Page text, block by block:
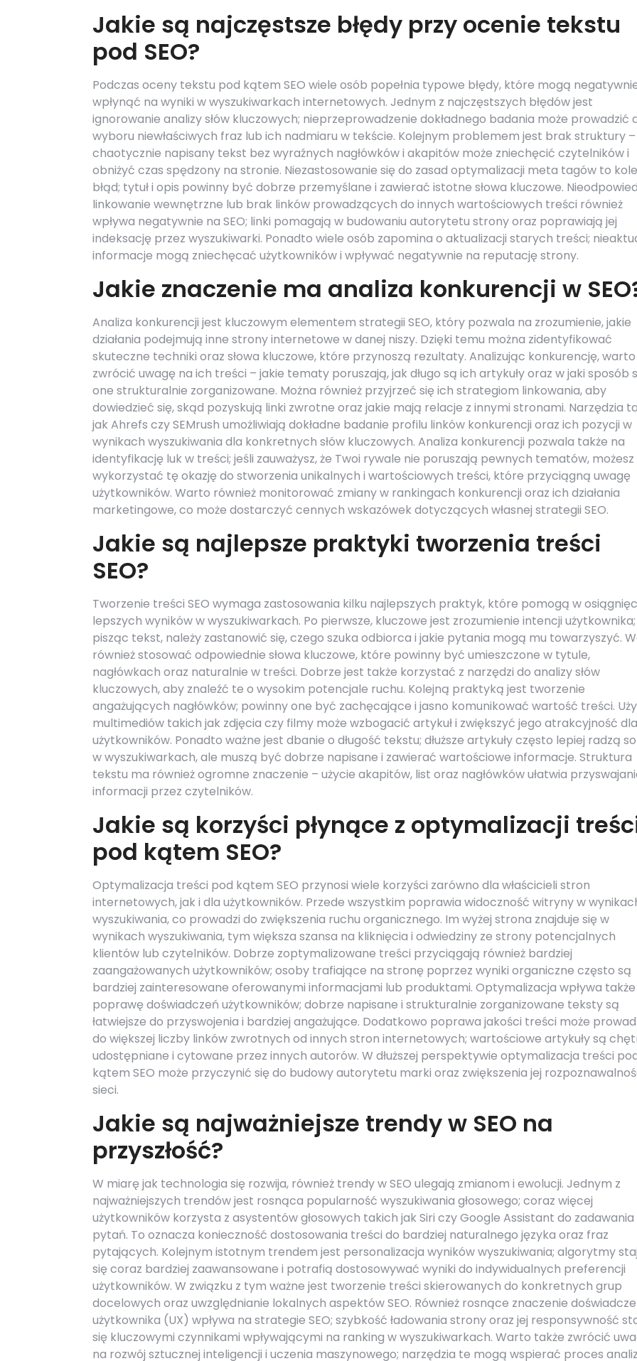
Jakie są najczęstsze błędy przy ocenie tekstu
pod SEO?
Podczas oceny tekstu pod kątem SEO wiele osób popełnia typowe błędy, które mogą
wpłynąć na wyniki w wyszukiwarkach internetowych. Jednym z najczęstszych błędów jest
ignorowanie analizy słów kluczowych; nieprzeprowadzenie dokładnego badania może prowadzić
wyboru niewłaściwych fraz lub ich nadmiaru w tekście. Kolejnym problemem jest brak struktury –
chaotycznie napisany tekst bez wyraźnych nagłówków i akapitów może zniechęcić czytelników i
obniżyć czas spędzony na stronie. Niezastosowanie się do zasad optymalizacji meta tagów to
błąd; tytuł i opis powinny być dobrze przemyślane i zawierać istotne słowa kluczowe.
linkowanie wewnętrzne lub brak linków prowadzących do innych wartościowych treści również
wpływa negatywnie na SEO; linki pomagają w budowaniu autorytetu strony oraz poprawiają jej
indeksację przez wyszukiwarki. Ponadto wiele osób zapomina o aktualizacji starych treści;
informacje mogą zniechęcać użytkowników i wpływać negatywnie na reputację strony.
Jakie znaczenie ma analiza konkurencji w
Analiza konkurencji jest kluczowym elementem strategii SEO, który pozwala na zrozumienie, jakie
działania podejmują inne strony internetowe w danej niszy. Dzięki temu można zidentyfikować
skuteczne techniki oraz słowa kluczowe, które przynoszą rezultaty. Analizując konkurencję, warto
zwrócić uwagę na ich treści – jakie tematy poruszają, jak długo są ich artykuły oraz w jaki sposób
one strukturalnie zorganizowane. Można również przyjrzeć się ich strategiom linkowania, aby
dowiedzieć się, skąd pozyskują linki zwrotne oraz jakie mają relacje z innymi stronami. Narzędzia
jak Ahrefs czy SEMrush umożliwiają dokładne badanie profilu linków konkurencji oraz ich pozycji w
wynikach wyszukiwania dla konkretnych słów kluczowych. Analiza konkurencji pozwala także na
identyfikację luk w treści; jeśli zauważysz, że Twoi rywale nie poruszają pewnych tematów, możesz
wykorzystać tę okazję do stworzenia unikalnych i wartościowych treści, które przyciągną uwagę
użytkowników. Warto również monitorować zmiany w rankingach konkurencji oraz ich działania
marketingowe, co może dostarczyć cennych wskazówek dotyczących własnej strategii SEO.
Jakie są najlepsze praktyki tworzenia treści
SEO?
Tworzenie treści SEO wymaga zastosowania kilku najlepszych praktyk, które pomogą w
lepszych wyników w wyszukiwarkach. Po pierwsze, kluczowe jest zrozumienie intencji użytkownika;
pisząc tekst, należy zastanowić się, czego szuka odbiorca i jakie pytania mogą mu towarzyszyć.
również stosować odpowiednie słowa kluczowe, które powinny być umieszczone w tytule,
nagłówkach oraz naturalnie w treści. Dobrze jest także korzystać z narzędzi do analizy słów
kluczowych, aby znaleźć te o wysokim potencjale ruchu. Kolejną praktyką jest tworzenie
angażujących nagłówków; powinny one być zachęcające i jasno komunikować wartość treści.
multimediów takich jak zdjęcia czy filmy może wzbogacić artykuł i zwiększyć jego atrakcyjność dla
użytkowników. Ponadto ważne jest dbanie o długość tekstu; dłuższe artykuły często lepiej radzą
w wyszukiwarkach, ale muszą być dobrze napisane i zawierać wartościowe informacje. Struktura
tekstu ma również ogromne znaczenie – użycie akapitów, list oraz nagłówków ułatwia
informacji przez czytelników.
Jakie są korzyści płynące z optymalizacji
pod kątem SEO?
Optymalizacja treści pod kątem SEO przynosi wiele korzyści zarówno dla właścicieli stron
internetowych, jak i dla użytkowników. Przede wszystkim poprawia widoczność witryny w
wyszukiwania, co prowadzi do zwiększenia ruchu organicznego. Im wyżej strona znajduje się w
wynikach wyszukiwania, tym większa szansa na kliknięcia i odwiedziny ze strony potencjalnych
klientów lub czytelników. Dobrze zoptymalizowane treści przyciągają również bardziej
zaangażowanych użytkowników; osoby trafiające na stronę poprzez wyniki organiczne często są
bardziej zainteresowane oferowanymi informacjami lub produktami. Optymalizacja wpływa
poprawę doświadczeń użytkowników; dobrze napisane i strukturalnie zorganizowane teksty są
łatwiejsze do przyswojenia i bardziej angażujące. Dodatkowo poprawa jakości treści może
do większej liczby linków zwrotnych od innych stron internetowych; wartościowe artykuły są
udostępniane i cytowane przez innych autorów. W dłuższej perspektywie optymalizacja treści
kątem SEO może przyczynić się do budowy autorytetu marki oraz zwiększenia jej
sieci.
Jakie są najważniejsze trendy w SEO na
przyszłość?
W miarę jak technologia się rozwija, również trendy w SEO ulegają zmianom i ewolucji. Jednym z
najważniejszych trendów jest rosnąca popularność wyszukiwania głosowego; coraz więcej
użytkowników korzysta z asystentów głosowych takich jak Siri czy Google Assistant do zadawania
pytań. To oznacza konieczność dostosowania treści do bardziej naturalnego języka oraz fraz
pytających. Kolejnym istotnym trendem jest personalizacja wyników wyszukiwania; algorytmy
się coraz bardziej zaawansowane i potrafią dostosowywać wyniki do indywidualnych preferencji
użytkowników. W związku z tym ważne jest tworzenie treści skierowanych do konkretnych grup
docelowych oraz uwzględnianie lokalnych aspektów SEO. Również rosnące znaczenie
użytkownika (UX) wpływa na strategie SEO; szybkość ładowania strony oraz jej responsywność
się kluczowymi czynnikami wpływającymi na ranking w wyszukiwarkach. Warto także zwrócić
na rozwój sztucznej inteligencji i uczenia maszynowego; narzędzia te mogą wspierać proces